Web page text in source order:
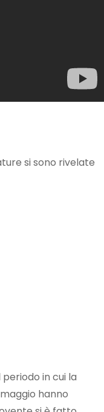
si sono rivelate
in cui la
hanno